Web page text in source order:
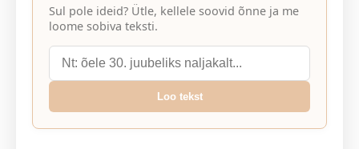
Sul pole ideid? Ütle, kellele soovid õnne ja me
loome sobiva teksti.
Loo tekst